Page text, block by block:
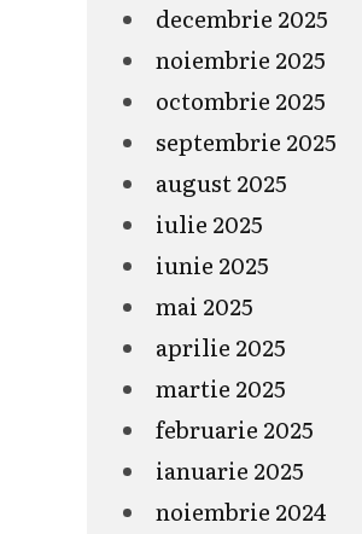
decembrie 2025
noiembrie 2025
octombrie 2025
septembrie 2025
august 2025
iulie 2025
iunie 2025
mai 2025
aprilie 2025
martie 2025
februarie 2025
ianuarie 2025
noiembrie 2024